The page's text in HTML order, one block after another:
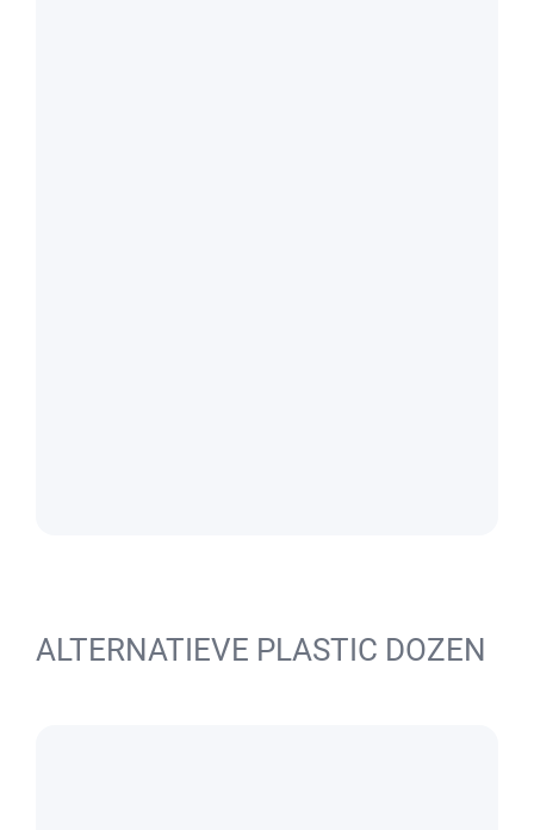
ALTERNATIEVE PLASTIC DOZEN